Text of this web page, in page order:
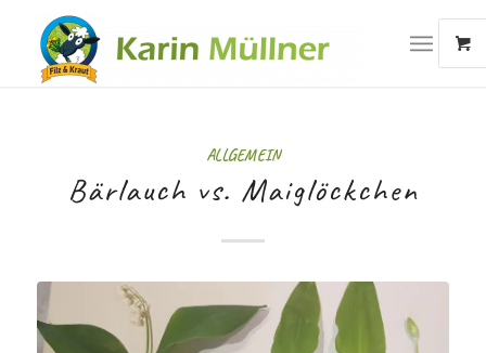
ALLGEMEIN
Bärlauch vs. Maiglöckchen